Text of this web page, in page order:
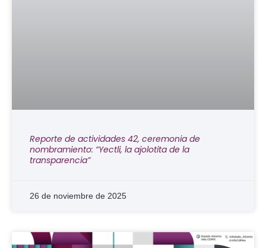
Reporte de actividades 42, ceremonia de
nombramiento: “Yectli, la ajolotita de la
transparencia”
26 de noviembre de 2025